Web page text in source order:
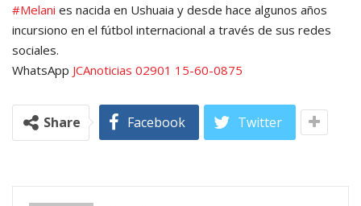
#Melani es nacida en Ushuaia y desde hace algunos años
incursiono en el fútbol internacional a través de sus redes
sociales.
WhatsApp JCAnoticias 02901 15-60-0875
Share Facebook Twitter